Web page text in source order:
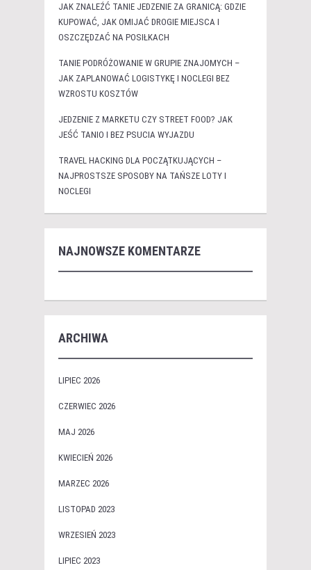
JAK ZNALEŹĆ TANIE JEDZENIE ZA GRANICĄ: GDZIE
KUPOWAĆ, JAK OMIJAĆ DROGIE MIEJSCA I
OSZCZĘDZAĆ NA POSIŁKACH
TANIE PODRÓŻOWANIE W GRUPIE ZNAJOMYCH –
JAK ZAPLANOWAĆ LOGISTYKĘ I NOCLEGI BEZ
WZROSTU KOSZTÓW
JEDZENIE Z MARKETU CZY STREET FOOD? JAK
JEŚĆ TANIO I BEZ PSUCIA WYJAZDU
TRAVEL HACKING DLA POCZĄTKUJĄCYCH –
NAJPROSTSZE SPOSOBY NA TAŃSZE LOTY I
NOCLEGI
NAJNOWSZE KOMENTARZE
ARCHIWA
LIPIEC 2026
CZERWIEC 2026
MAJ 2026
KWIECIEŃ 2026
MARZEC 2026
LISTOPAD 2023
WRZESIEŃ 2023
LIPIEC 2023